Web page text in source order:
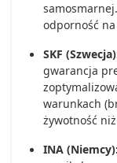
odporność
SKF
gwarancja
warunkach
żywotność
INA (Niemcy):